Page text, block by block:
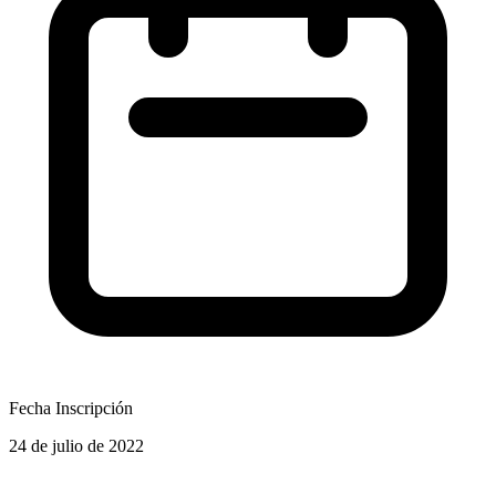
Fecha Inscripción
24 de julio de 2022